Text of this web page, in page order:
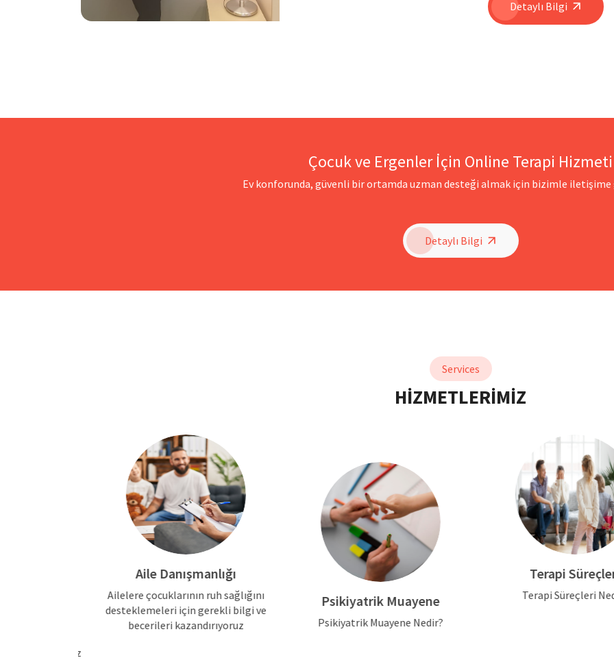
Detaylı Bilgi
Çocuk ve Ergenler İçin Online Terapi Hizmeti
Ev konforunda, güvenli bir ortamda uzman desteği almak için bizimle
Detaylı Bilgi
Services
HİZMETLERİMİZ
Aile Danışmanlığı
Ailelere çocuklarının ruh sağlığını
desteklemeleri için gerekli bilgi ve
becerileri kazandırıyoruz
Psikiyatrik Muayene
Psikiyatrik Muayene Nedir?
Terapi Süreçleri
Terapi Süreçleri Nedir?